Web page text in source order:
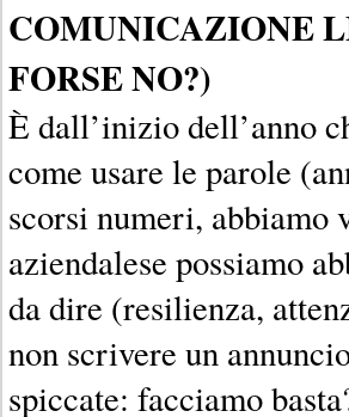
COMUNICAZIONE
FORSE NO?)
È dall’inizio dell’anno
come usare le parole
scorsi numeri, abbiamo
aziendalese possiamo
da dire (resilienza,
non scrivere un
spiccate: facciamo